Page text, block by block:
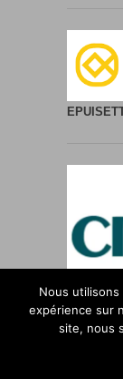
Nous
expérience sur
site, nous